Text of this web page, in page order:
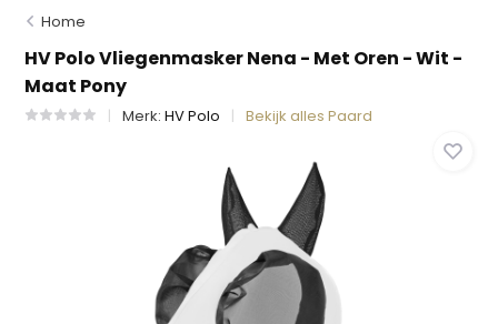
Home
HV Polo Vliegenmasker Nena - Met Oren - Wit -
Maat Pony
Merk:HV Polo Bekijk alles Paard